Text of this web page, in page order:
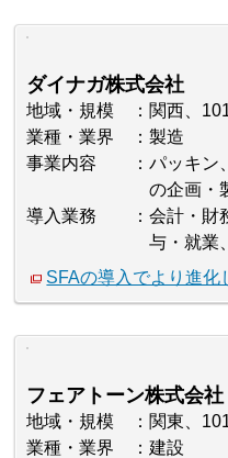
ダイナガ株式会社
地域・規模
関西、
業種・業界
製造
事業内容
パッキン
の企画・
導入業務
会計・財
与・就業
SFAの導入でより進化
フェアトーン株式会社
地域・規模
関東、
業種・業界
建設